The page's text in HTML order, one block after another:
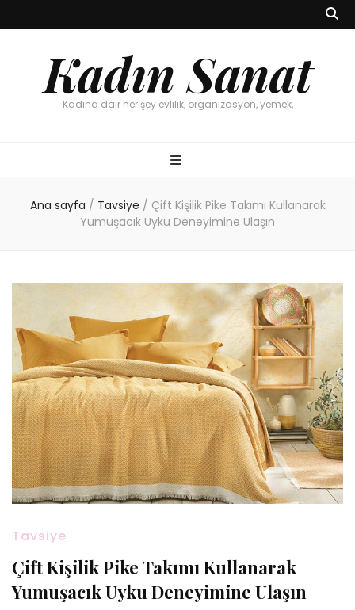
Kadın Sanat
Kadına dair her şey evlilik, organizasyon, yemek,
Ana sayfa / Tavsiye / Çift Kişilik Pike Takımı Kullanarak
Yumuşacık Uyku Deneyimine Ulaşın
Tavsiye
Çift Kişilik Pike Takımı Kullanarak
Yumuşacık Uyku Deneyimine Ulaşın